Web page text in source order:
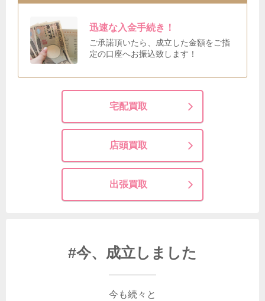
迅速な入金手続き！
ご承諾頂いたら、成立した金額をご指
定の口座へお振込致します！
宅配買取
店頭買取
出張買取
#今、成立しました
今も続々と